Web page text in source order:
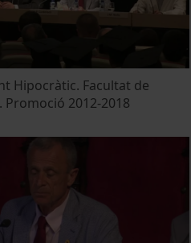
Hipocràtic. Facultat de
Promoció 2012-2018